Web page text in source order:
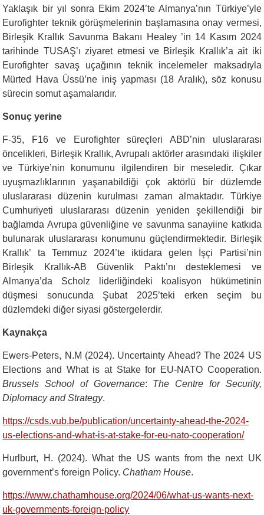
Yaklaşık bir yıl sonra Ekim 2024’te Almanya’nın Türkiye’yle
Eurofighter teknik görüşmelerinin başlamasına onay vermesi,
Birleşik Krallık Savunma Bakanı Healey ’in 14 Kasım 2024
tarihinde TUSAŞ’ı ziyaret etmesi ve Birleşik Krallık’a ait iki
Eurofighter savaş uçağının teknik incelemeler maksadıyla
Mürted Hava Üssü’ne iniş yapması (18 Aralık), söz konusu
sürecin somut aşamalarıdır.
Sonuç yerine
F-35, F16 ve Eurofighter süreçleri ABD’nin uluslararası
öncelikleri, Birleşik Krallık, Avrupalı aktörler arasındaki ilişkiler
ve Türkiye’nin konumunu ilgilendiren bir meseledir. Çıkar
uyuşmazlıklarının yaşanabildiği çok aktörlü bir düzlemde
uluslararası düzenin kurulması zaman almaktadır. Türkiye
Cumhuriyeti uluslararası düzenin yeniden şekillendiği bir
bağlamda Avrupa güvenliğine ve savunma sanayiine katkıda
bulunarak uluslararası konumunu güçlendirmektedir. Birleşik
Krallık’ ta Temmuz 2024’te iktidara gelen İşçi Partisi’nin
Birleşik Krallık-AB Güvenlik Paktı’nı desteklemesi ve
Almanya’da Scholz liderliğindeki koalisyon hükümetinin
düşmesi sonucunda Şubat 2025’teki erken seçim bu
düzlemdeki diğer siyasi göstergelerdir.
Kaynakça
Ewers-Peters, N.M (2024). Uncertainty Ahead? The 2024 US
Elections and What is at Stake for EU-NATO Cooperation.
Brussels School of Governance: The Centre for Security,
Diplomacy and Strategy.
https://csds.vub.be/publication/uncertainty-ahead-the-2024-
us-elections-and-what-is-at-stake-for-eu-nato-cooperation/
Hurlburt, H. (2024). What the US wants from the next UK
government’s foreign Policy. Chatham House.
https://www.chathamhouse.org/2024/06/what-us-wants-next-
uk-governments-foreign-policy